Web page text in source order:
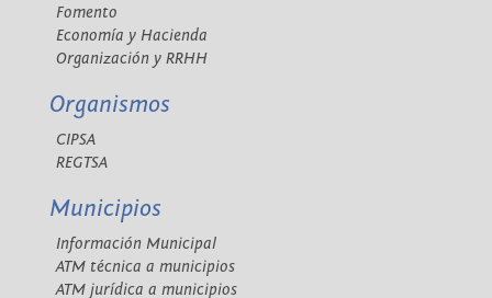
Fomento
Economía y Hacienda
Organización y RRHH
Organismos
CIPSA
REGTSA
Municipios
Información Municipal
ATM técnica a municipios
ATM jurídica a municipios